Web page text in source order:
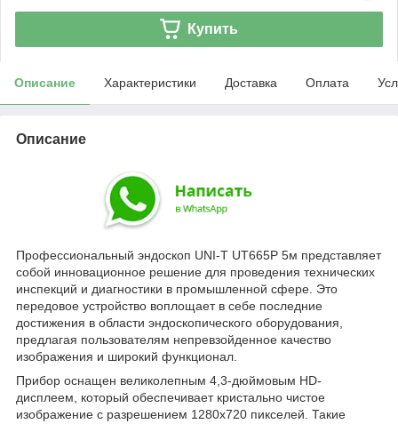
Купить
Описание Характеристики Доставка Оплата
Описание
Профессиональный эндоскоп UNI-T UT665P 5м представляет
собой инновационное решение для проведения технических
инспекций и диагностики в промышленной сфере. Это
передовое устройство воплощает в себе последние
достижения в области эндоскопического оборудования,
предлагая пользователям непревзойденное качество
изображения и широкий функционал.
Прибор оснащен великолепным 4,3-дюймовым HD-
дисплеем, который обеспечивает кристально чистое
изображение с разрешением 1280x720 пикселей. Такие